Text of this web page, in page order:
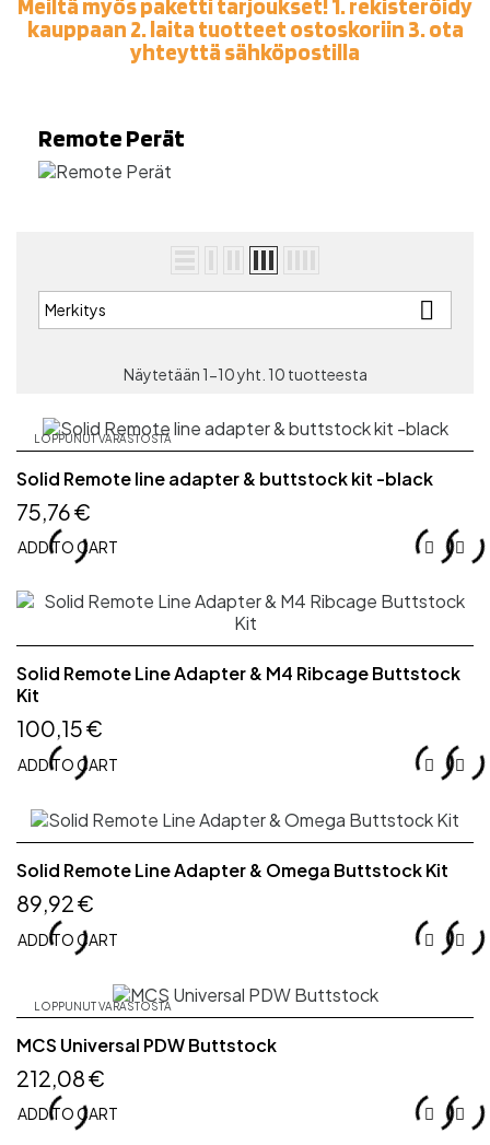
Meiltä myös paketti tarjoukset! 1. rekisteröidy
kauppaan 2. laita tuotteet ostoskoriin 3. ota
yhteyttä sähköpostilla
Remote Perät
Merkitys 
Näytetään 1-10 yht. 10 tuotteesta
LOPPUNUT VARASTOSTA
Solid Remote line adapter & buttstock kit -black
75,76 €
ADD TO CART  
Solid Remote Line Adapter & M4 Ribcage Buttstock
Kit
100,15 €
ADD TO CART  
Solid Remote Line Adapter & Omega Buttstock Kit
89,92 €
ADD TO CART  
LOPPUNUT VARASTOSTA
MCS Universal PDW Buttstock
212,08 €
ADD TO CART  